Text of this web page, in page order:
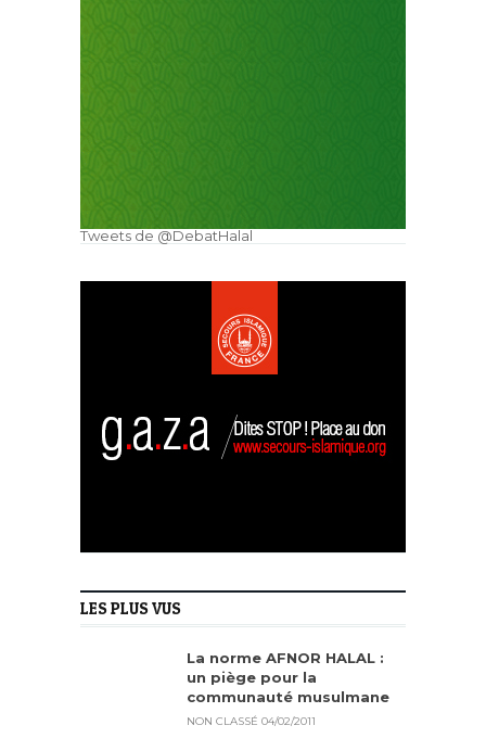
Tweets de @DebatHalal
LES PLUS VUS
La norme AFNOR HALAL :
un piège pour la
communauté musulmane
NON CLASSÉ 04/02/2011